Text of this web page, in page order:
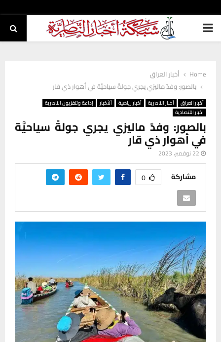
PRIMARY
Home
أخبار العراق
بالصور: وفدٌ ماليزي يجري جولةً سياحيَّة في أهوار ذي قار
أخبار العراق أخبار الناصرية أخبار رياضية ألأخبار
إذاعة وتلفزيون الناصرية
اخبار اقتصادية
بالصور: وفدٌ ماليزي يجري جولةً سياحيَّة
في أهوار ذي قار
22 نوفمبر، 2023
مشاركة 0